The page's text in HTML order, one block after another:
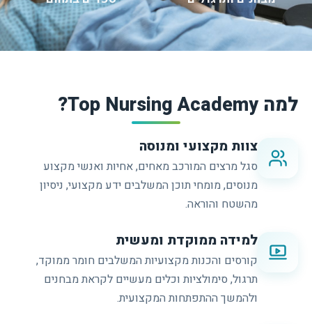
למה Top Nursing Academy?
צוות מקצועי ומנוסה
סגל מרצים המורכב מאחים, אחיות ואנשי מקצוע
מנוסים, מומחי תוכן המשלבים ידע מקצועי, ניסיון
מהשטח והוראה.
למידה ממוקדת ומעשית
קורסים והכנות מקצועיות המשלבים חומר ממוקד,
תרגול, סימולציות וכלים מעשיים לקראת מבחנים
ולהמשך ההתפתחות המקצועית.